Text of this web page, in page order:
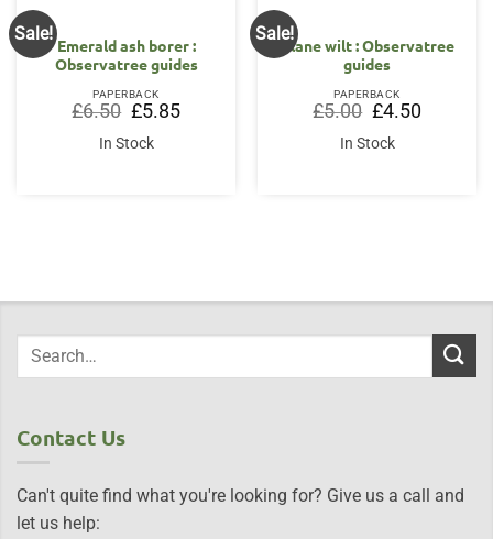
Sale!
Emerald ash borer :
Observatree guides
PAPERBACK
£6.50 Original
price
was:
£6.50.
£5.85Current
price
In Stock
Sale!
Plane wilt : Observatree
guides
PAPERBACK
£5.00 Original
price
was:
£5.00.
£4.50Current
price
In Stock
Contact Us
Can't quite find what you're looking for? Give us a call and
let us help: